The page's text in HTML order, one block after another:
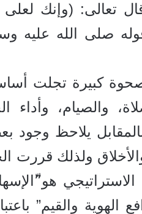
قال تعالى: (وإنك
صلى الله عليه
كبيرة تجلت
والصيام، وأداء
يلاحظ وجود
ولذلك قررت
الهوية والقيم”